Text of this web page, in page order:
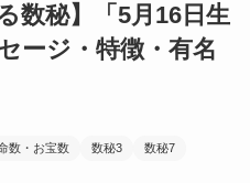
数秘】「5月16日生
ージ・特徴・有名
数・お宝数 数秘3
数秘7